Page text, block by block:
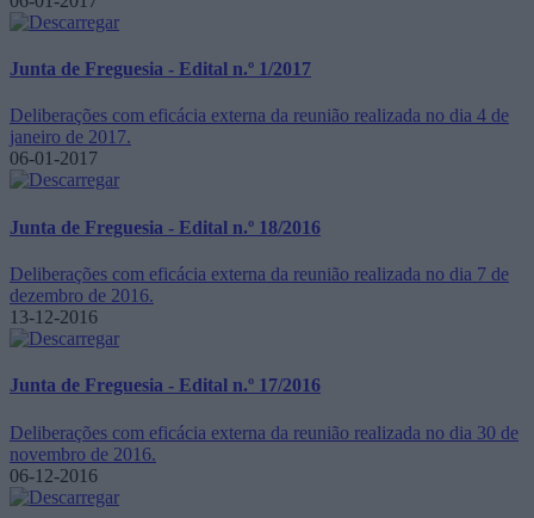
Junta de Freguesia - Edital n.º 1/2017
Deliberações com eficácia externa da reunião realizada no dia 4 de
janeiro de 2017.
06-01-2017
Junta de Freguesia - Edital n.º 18/2016
Deliberações com eficácia externa da reunião realizada no dia 7 de
dezembro de 2016.
13-12-2016
Junta de Freguesia - Edital n.º 17/2016
Deliberações com eficácia externa da reunião realizada no dia 30 de
novembro de 2016.
06-12-2016